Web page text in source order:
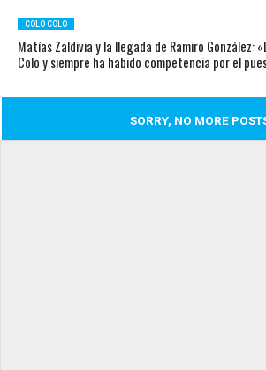
COLO COLO
Matías Zaldivia y la llegada de Ramiro González:
Colo y siempre ha habido competencia por el
SORRY, NO MORE